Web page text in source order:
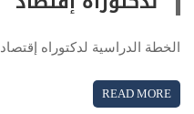
الخطة الدراسية لدكتوراه إقتصاد
READ MORE